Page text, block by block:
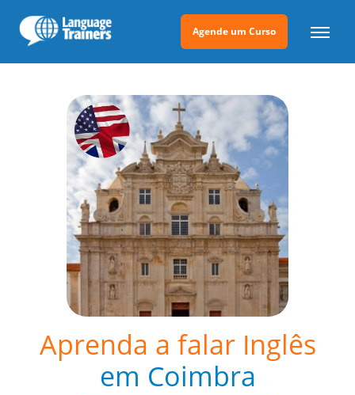
Agende um Curso
Aprenda a falar Inglês
em Coimbra